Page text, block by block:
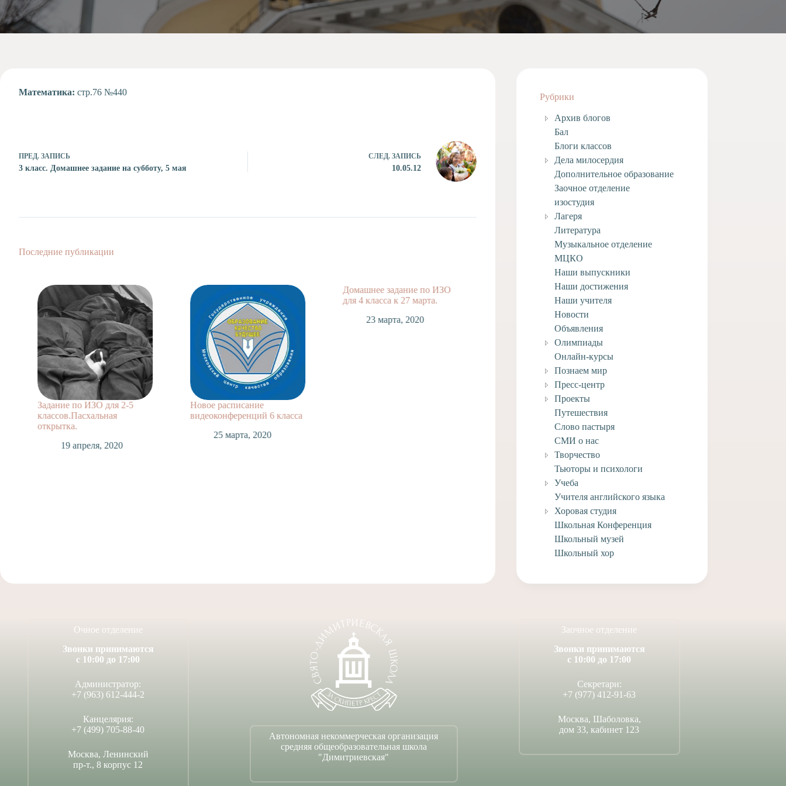
Проекты
отделение
Математика: стр.76 №440
ПРЕД. ЗАПИСЬ
3 класс. Домашнее задание на субботу, 5 мая
СЛЕД. ЗАПИСЬ
10.05.12
Последние публикации
Задание по ИЗО для 2-5
классов.Пасхальная
открытка.
19 апреля, 2020
Новое расписание
видеоконференций 6 класса
25 марта, 2020
Домашнее задание по ИЗО
для 4 класса к 27 марта.
23 марта, 2020
Домашнее задание по ИЗО
для 2 класса к 27 марта.
23 марта, 2020
Рубрики
Архив блогов
Бал
Блоги классов
Дела милосердия
Дополнительное образование
Заочное отделение
изостудия
Лагеря
Литература
Музыкальное отделение
МЦКО
Наши выпускники
Наши достижения
Наши учителя
Новости
Объявления
Олимпиады
Онлайн-курсы
Познаем мир
Пресс-центр
Проекты
Путешествия
Слово пастыря
СМИ о нас
Творчество
Тьюторы и психологи
Учеба
Учителя английского языка
Хоровая студия
Школьная Конференция
Школьный музей
Школьный хор
Очное отделение
Звонки принимаются
с 10:00 до 17:00
Администратор:
+7 (963) 612-444-2
Канцелярия:
+7 (499) 705-88-40
Москва, Ленинский
пр-т., 8 корпус 12
Автономная некоммерческая организация
средняя общеобразовательная школа
"Димитриевская"
Заочное отделение
Звонки принимаются
с 10:00 до 17:00
Секретари:
+7 (977) 412-91-63
Москва, Шаболовка,
дом 33, кабинет 123